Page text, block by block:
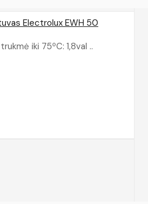
Electrolux EWH 50
iki 75ºC: 1,8val ..